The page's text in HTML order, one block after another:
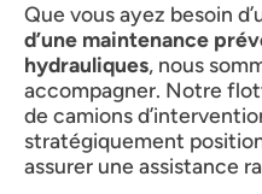
Que vous ayez besoin
d’une maintenance
hydrauliques, nous
accompagner. Notre
de camions
stratégiquement
assurer une assistance